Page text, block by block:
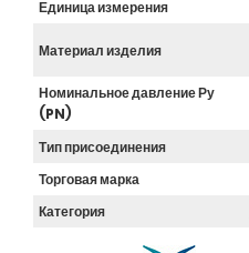
Единица измерения
Материал изделия
Номинальное давление Ру
(PN)
Тип присоединения
Торговая марка
Категория